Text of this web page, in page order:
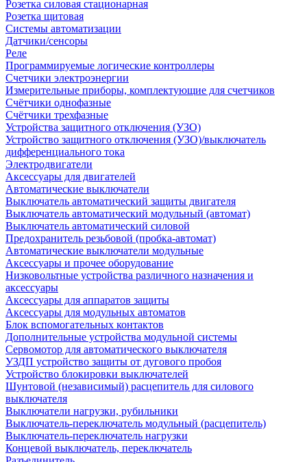
Розетка силовая стационарная
Розетка щитовая
Системы автоматизации
Датчики/сенсоры
Реле
Программируемые логические контроллеры
Счетчики электроэнергии
Измерительные приборы, комплектующие для счетчиков
Счётчики однофазные
Счётчики трехфазные
Устройства защитного отключения (УЗО)
Устройство защитного отключения (УЗО)/выключатель
дифференциального тока
Электродвигатели
Аксессуары для двигателей
Автоматические выключатели
Выключатель автоматический защиты двигателя
Выключатель автоматический модульный (автомат)
Выключатель автоматический силовой
Предохранитель резьбовой (пробка-автомат)
Автоматические выключатели модульные
Аксессуары и прочее оборудование
Низковольтные устройства различного назначения и
аксессуары
Аксессуары для аппаратов защиты
Аксессуары для модульных автоматов
Блок вспомогательных контактов
Дополнительные устройства модульной системы
Сервомотор для автоматического выключателя
УЗДП устройство защиты от дугового пробоя
Устройство блокировки выключателей
Шунтовой (независимый) расцепитель для силового
выключателя
Выключатели нагрузки, рубильники
Выключатель-переключатель модульный (расцепитель)
Выключатель-переключатель нагрузки
Концевой выключатель, переключатель